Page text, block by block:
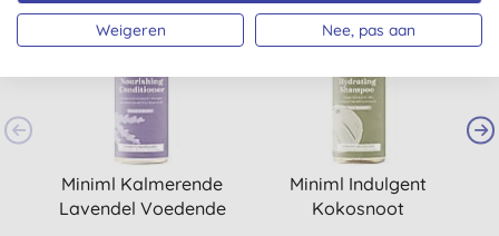
Miniml Kalmerende
Lavendel Voedende
Miniml Indulgent
Kokosnoot
Weigeren Nee, pas aan